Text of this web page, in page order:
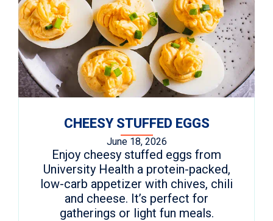
CHEESY STUFFED EGGS
June 18, 2026
Enjoy cheesy stuffed eggs from
University Health a protein-packed,
low-carb appetizer with chives, chili
and cheese. It’s perfect for
gatherings or light fun meals.